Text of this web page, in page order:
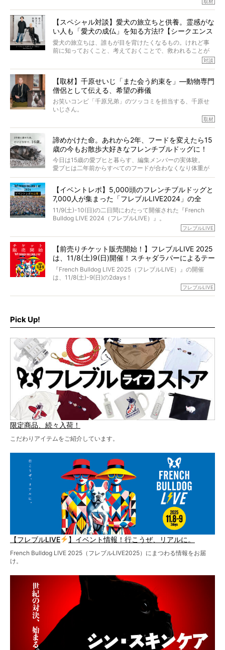
とりを目の当たりにするほどに、そのフレンチブルドッグ
愛がわたしたちのそれとまったく同じであることに、なん
だかうれしくなってしまったのでした。
春奈さんとアムちゃんのすてきな暮らしを、BUHI編集長の
小西がいつくしみながら、切り取らせていただきます。
【スペシャル対談】愛犬の旅立ちと供養。霊感がな
い人も「愛犬の成仏」を知る方法!?【シークエンス
はやとも×PELI】
愛犬の旅立ちは、誰もが目を背けたくなるもの。けれど事
前に知っておくこと、考えておくことで、救われることが
力をもつお笑い芸人「シークエンスはやとも」さんに、愛
犬の旅立ちや供養についてインタビュー。
インタビュアー兼対談相手は、大の犬好きで心霊分野の知
識にも長けているPELIさん。
「愛犬が旅立ったあと、ベッドやおもちゃはどうすればい
くれる？」
さらには、霊感がない人でも愛犬が成仏したことを知る方
法まで。
お笑い芸人だからこそ暗くなりすぎない、むしろ心がスッ
と軽くなる。
永久保存版のスペシャル対談です！
対談
【取材】千原せいじ「また会う約束を」―動物専門
僧侶として伝える、希望の葬儀
お笑いコンビ「千原兄弟」のツッコミを担当する、千原せ
いじさん。
た。
僧侶としての名は「靖賢（せいけん）」。
当時54歳という年齢にして、なぜ動物専門僧侶という道を
選んだのか。
また、愛犬の旅立ちとどのように向き合うべきなのか。
た。
取材
諦めかけた命。あれから2年、フードを変えたら15
歳の今もお散歩大好きなフレンチブルドッグに！
今日は15歳の愛ブヒと暮らす、編集メンバーの実体験。
愛ブヒは二年前からすべてのフードが合わなくなり体重が
激減。検査をしても異常はなく「年齢のせいですね…」と言
もう諦めるしかないのかな…そんなとき、我が家に届いたの
が「THE fu-do(ザ・フード)」の試食品でした。
そして「THE fu-do(ザ・フード)」を食べつづけて二年、愛
ブヒは15歳になり、今も元気にお散歩をしています。
今回は、二年前の絶望から今までを包み隠さず、時系列で
【イベントレポ】5,000頭のフレンチブルドッグと
7,000人が集まった「フレブルLIVE2024」の全
貌！
11/9(土)-10(日)の二日間にわたって開催された『French
Bulldog LIVE 2024（フレブルLIVE）』。
今年はのべ5,000頭のフレンチブルドッグと7,000人のフレ
day1の司会はフレブルラバーのロッチさん。day2の音楽フ
ェスには世代ど真ん中のPUFFYが出演するなど、例年以上
に豪華なラインナップ。
北は北海道、南は鹿児島県から。全国のフレンチブルドッ
グが一堂に会した「フレブルLIVE2024」の模様を、詳しく
フレブルLIVE
【前売りチケット販売開始！】フレブルLIVE 2025
は、11/8(土)9(日)開催！スチャダラパーによるテー
マソング制作も決定
『French Bulldog LIVE 2025（フレブルLIVE）』の開催
は、11/8(土)-9(日)の2days！
お得な前売りチケット、いよいよ販売スタートです！
ど、内容盛りだくさんでお送りしていますので、最後まで
お見逃しなく！
フレブルLIVE
Pick Up!
限定商品、続々入荷！
こだわりアイテムをご紹介しています。
【フレブルLIVE 】イベント情報！行こうぜ、リアルに。
French Bulldog LIVE 2025（フレブルLIVE2025）にまつわる情報をお届
け。